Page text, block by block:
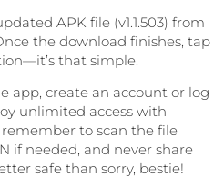
APK file (v1.1.503) from
the download finishes, tap
that simple.
app, create an account or log
unlimited access with
to scan the file
if needed, and never share
safe than sorry, bestie!